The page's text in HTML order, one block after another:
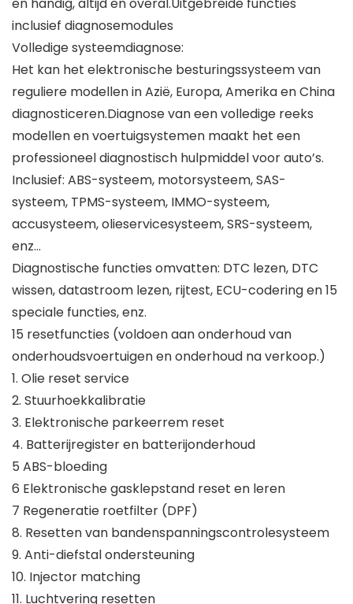
en handig, altijd en overal.Uitgebreide functies
inclusief diagnosemodules
Volledige systeemdiagnose:
Het kan het elektronische besturingssysteem van
reguliere modellen in Azië, Europa, Amerika en China
diagnosticeren.Diagnose van een volledige reeks
modellen en voertuigsystemen maakt het een
professioneel diagnostisch hulpmiddel voor auto’s.
Inclusief: ABS-systeem, motorsysteem, SAS-
systeem, TPMS-systeem, IMMO-systeem,
accusysteem, olieservicesysteem, SRS-systeem,
enz…
Diagnostische functies omvatten: DTC lezen, DTC
wissen, datastroom lezen, rijtest, ECU-codering en 15
speciale functies, enz.
15 resetfuncties (voldoen aan onderhoud van
onderhoudsvoertuigen en onderhoud na verkoop.)
1. Olie reset service
2. Stuurhoekkalibratie
3. Elektronische parkeerrem reset
4. Batterijregister en batterijonderhoud
5 ABS-bloeding
6 Elektronische gasklepstand reset en leren
7 Regeneratie roetfilter (DPF)
8. Resetten van bandenspanningscontrolesysteem
9. Anti-diefstal ondersteuning
10. Injector matching
11. Luchtvering resetten